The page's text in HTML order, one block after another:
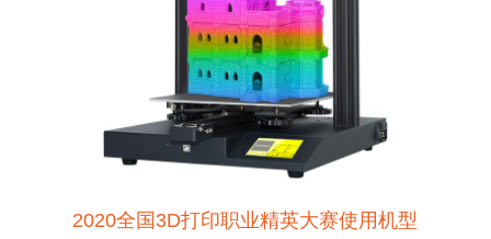
2020全国3D打印职业精英大赛使用机型